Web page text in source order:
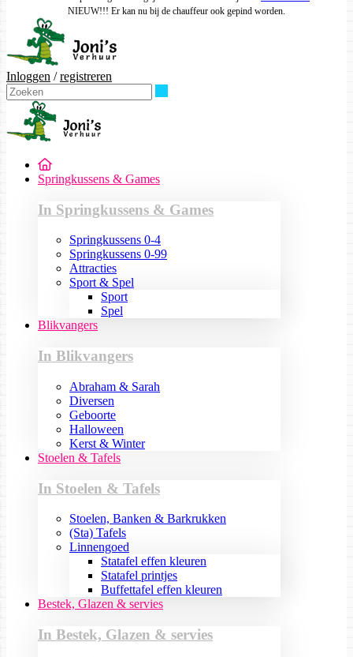
NIEUW!!! Er kan nu bij de chauffeur ook gepind worden.
Inloggen /registreren
Springkussens & Games
In Springkussens & Games
Springkussens 0-4
Springkussens 0-99
Attracties
Sport & Spel
Sport
Spel
Blikvangers
In Blikvangers
Abraham & Sarah
Diversen
Geboorte
Halloween
Kerst & Winter
Stoelen & Tafels
In Stoelen & Tafels
Stoelen, Banken & Barkrukken
(Sta) Tafels
Linnengoed
Statafel effen kleuren
Statafel printjes
Buffettafel effen kleuren
Bestek, Glazen & servies
In Bestek, Glazen & servies